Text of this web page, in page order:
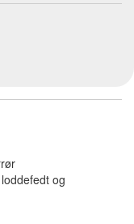
og